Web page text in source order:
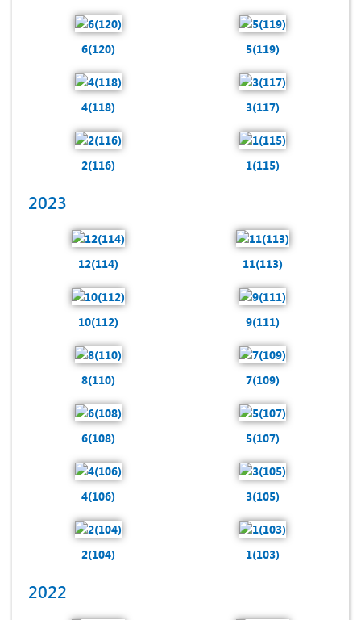
6(120) 5(119)
4(118) 3(117)
2(116) 1(115)
2023
12(114) 11(113)
10(112) 9(111)
8(110) 7(109)
6(108) 5(107)
4(106) 3(105)
2(104) 1(103)
2022